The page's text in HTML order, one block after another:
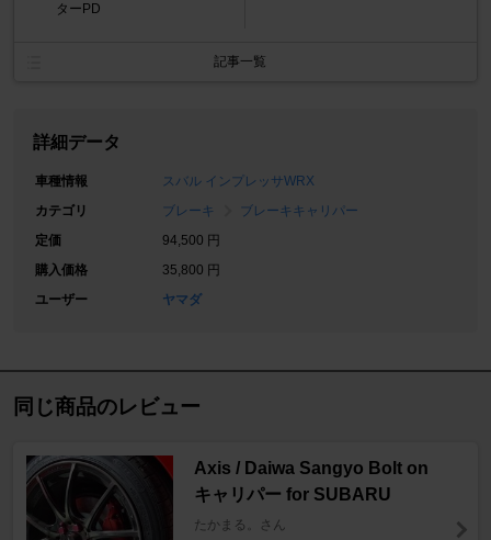
ターPD
記事一覧
詳細データ
車種情報
スバル インプレッサWRX
カテゴリ
ブレーキ
ブレーキキャリパー
定価
94,500 円
購入価格
35,800 円
ユーザー
ヤマダ
同じ商品のレビュー
Axis / Daiwa Sangyo Bolt on
キャリパー for SUBARU
たかまる。さん